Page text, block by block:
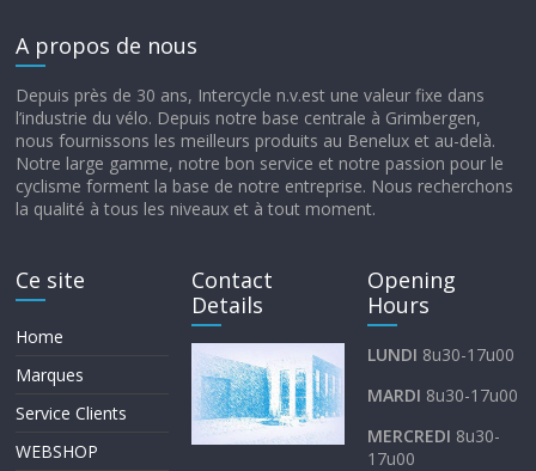
A propos de nous
Depuis près de 30 ans, Intercycle n.v.est une valeur fixe dans
l’industrie du vélo. Depuis notre base centrale à Grimbergen,
nous fournissons les meilleurs produits au Benelux et au-delà.
Notre large gamme, notre bon service et notre passion pour le
cyclisme forment la base de notre entreprise. Nous recherchons
la qualité à tous les niveaux et à tout moment.
Ce site
Home
Marques
Service Clients
WEBSHOP
Contact
Details
Opening
Hours
LUNDI 8u30-17u00
MARDI 8u30-17u00
MERCREDI 8u30-
17u00